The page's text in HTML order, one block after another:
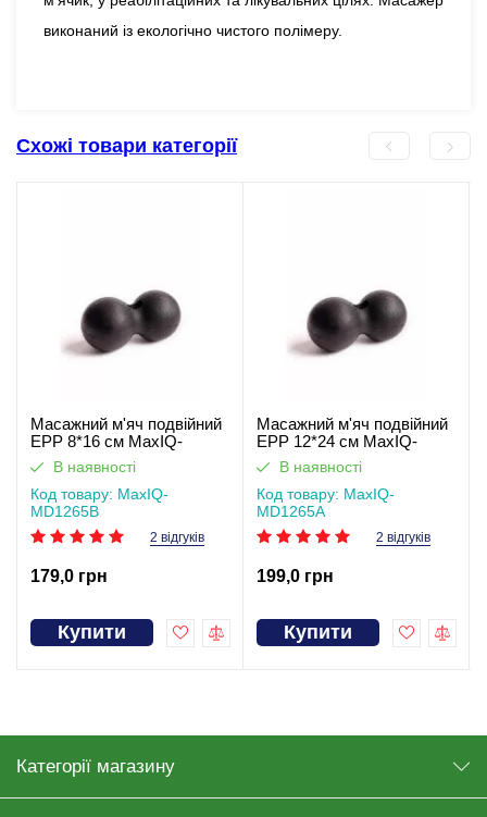
виконаний із екологічно чистого полімеру.
Схожі товари категорії
Масажний м'яч подвійний
ЕРР 8*16 см MaxIQ-
MD1265В
В наявності
Код товару: MaxIQ-
MD1265В
2 відгуків
179,0 грн
Купити
Масажний м'яч подвійний
ЕРР 12*24 см MaxIQ-
MD1265А
В наявності
Код товару: MaxIQ-
MD1265А
2 відгуків
199,0 грн
Купити
Категорії магазину